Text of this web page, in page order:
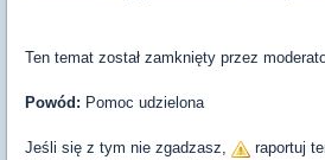
Ten temat został zamknięty przez
Powód: Pomoc udzielona
Jeśli się z tym nie zgadzasz,
raportuj